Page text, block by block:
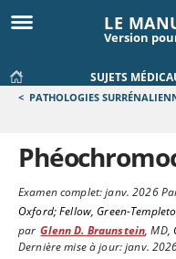
LE
Version
SUJETS
< PATHOLOGIES
Examen complet:janv. 2026
Oxford; Fellow, Green-
par Glenn D. Braunstein,MD,
Dernière mise à jour: janv.